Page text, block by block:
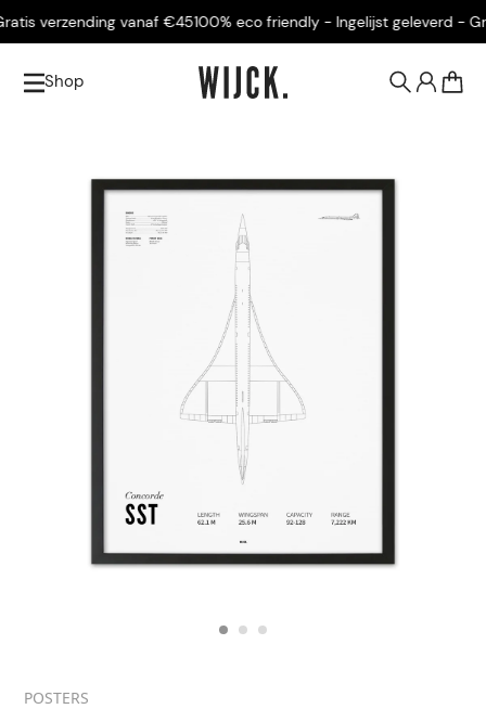
verzending vanaf €45100% eco friendly - Ingelijst geleverd -
Shop
POSTERS